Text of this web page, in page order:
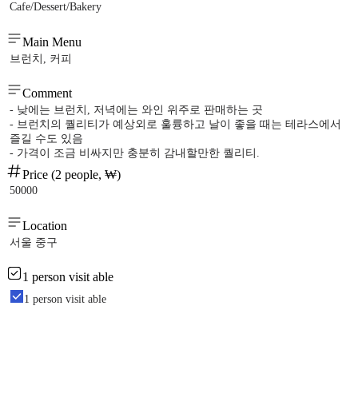
Cafe/Dessert/Bakery
Main Menu
브런치, 커피
Comment
- 낮에는 브런치, 저녁에는 와인 위주로 판매하는 곳
- 브런치의 퀄리티가 예상외로 훌륭하고 날이 좋을 때는 테라스에서
즐길 수도 있음
- 가격이 조금 비싸지만 충분히 감내할만한 퀄리티.
Price (2 people, ₩)
50000
Location
서울 중구
1 person visit able
1 person visit able